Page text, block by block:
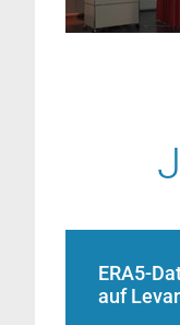
ERA5-
auf